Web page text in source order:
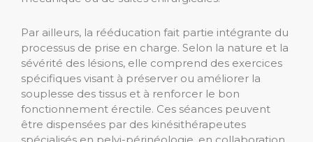
Par ailleurs, la rééducation fait partie intégrante du
processus de prise en charge. Selon la nature et la
sévérité des lésions, elle comprend des exercices
spécifiques visant à préserver ou améliorer la
souplesse des tissus et à renforcer le bon
fonctionnement érectile. Ces séances peuvent
être dispensées par des kinésithérapeutes
spécialisés en pelvi-périnéologie, en collaboration